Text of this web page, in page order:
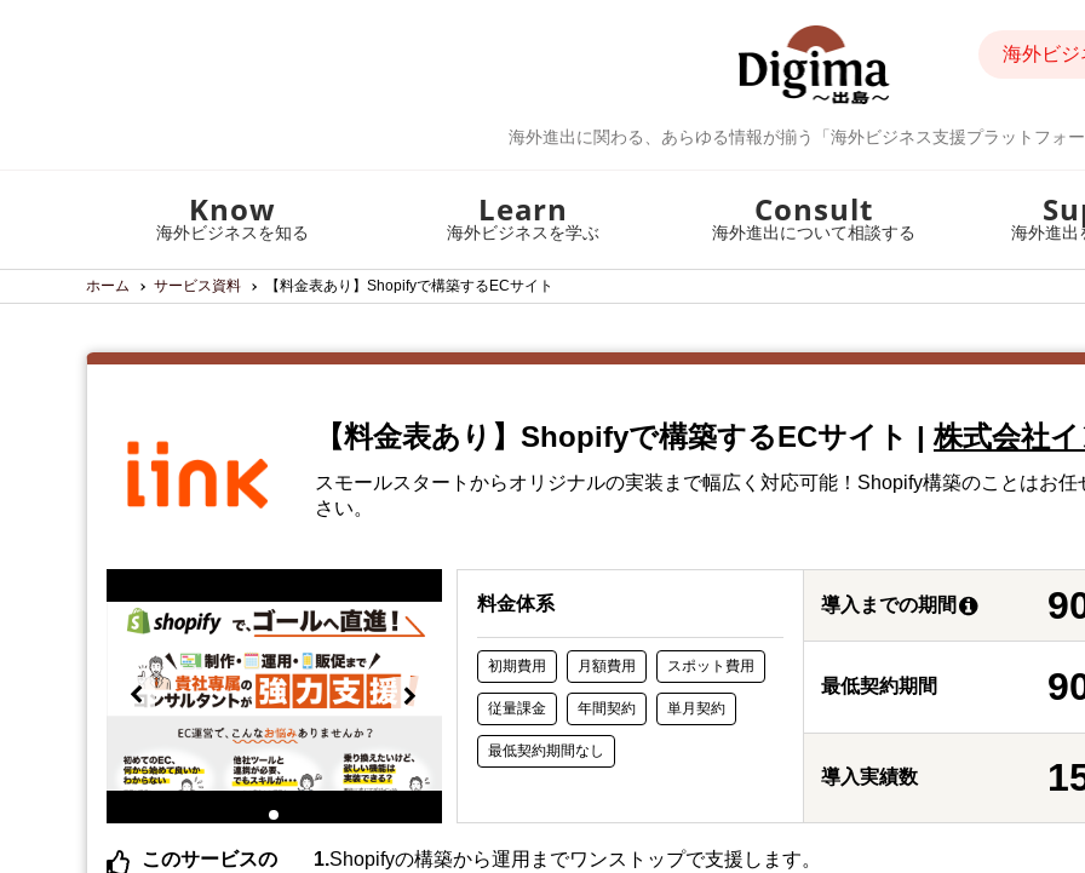
海外進出に関わる、あらゆる情報が揃う「海外ビジネス支援プラットフォ
海外ビジ
Know
海外ビジネスを知る
Learn
海外ビジネスを学ぶ
Consult
海外進出について相談する 海外進出
ホーム サービス資料 【料金表あり】Shopifyで構築するECサイト
【料金表あり】Shopifyで構築するECサイト |株式会社
スモールスタートからオリジナルの実装まで幅広く対応可能！Shopify構築のことはお任
さい。
料金体系
初期費用 月額費用 スポット費用
従量課金 年間契約 単月契約
最低契約期間なし
導入までの期間
最低契約期間
導入実績数
このサービスの
Shopifyの構築から運用までワンストップで支援します。